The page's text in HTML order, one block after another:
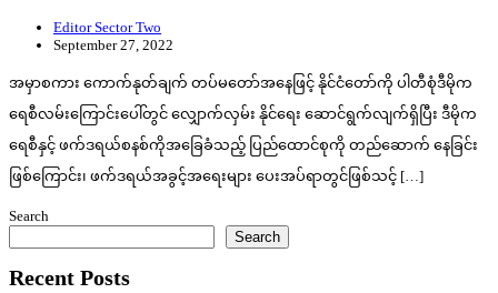
Editor Sector Two
September 27, 2022
အမှာစကား ကောက်နုတ်ချက် တပ်မတော်အနေဖြင့် နိုင်ငံတော်ကို ပါတီစုံဒီမိုက
ရေစီလမ်းကြောင်းပေါ်တွင် လျှောက်လှမ်း နိုင်ရေး ဆောင်ရွက်လျက်ရှိပြီး ဒီမိုက
ရေစီနှင့် ဖက်ဒရယ်စနစ်ကိုအခြေခံသည့် ပြည်ထောင်စုကို တည်ဆောက် နေခြင်း
ဖြစ်ကြောင်း၊ ဖက်ဒရယ်အခွင့်အရေးများ ပေးအပ်ရာတွင်ဖြစ်သင့် […]
Search
Search
Recent Posts